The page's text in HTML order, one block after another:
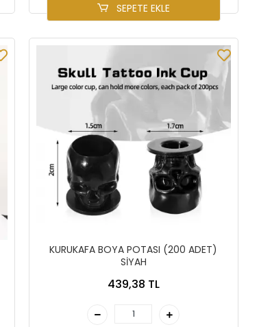
SEPETE EKLE
KURUKAFA BOYA POTASI (200 ADET)
SİYAH
439,38 TL